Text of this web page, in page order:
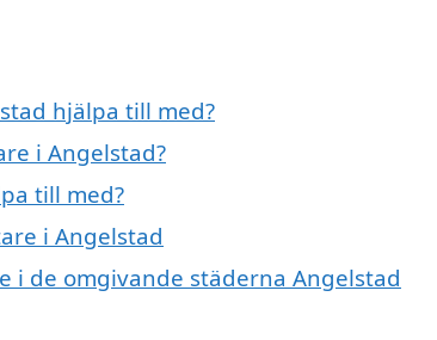
hjälpa till med?
i Angelstad?
till med?
i Angelstad
i de omgivande städerna Angelstad